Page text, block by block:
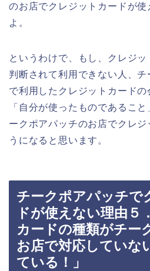
のお店でクレジットカードが使
よ。
というわけで、もし、クレジ
判断されて利用できない人、
で利用したクレジットカードの
「自分が使ったものであるこ
ークポアパッチのお店でクレジ
うになると思います。
チークポアパッチで
ドが使えない理由５
カードの種類がチー
お店で対応していな
ている！」